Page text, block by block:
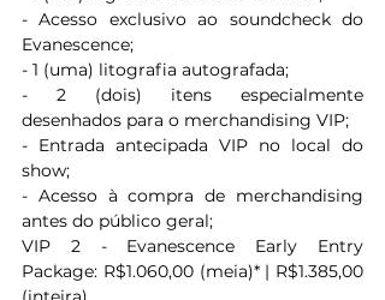
- Acesso exclusivo ao soundcheck do
Evanescence;
- 1 (uma) litografia autografada;
- 2 (dois) itens especialmente
desenhados para o merchandising VIP;
- Entrada antecipada VIP no local do
show;
- Acesso à compra de merchandising
antes do público geral;
VIP 2 - Evanescence Early Entry
Package: R$1.060,00 (meia)* | R$1.385,00